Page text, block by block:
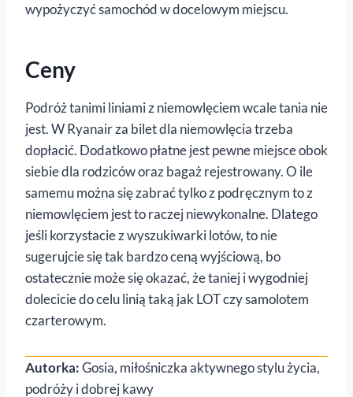
wypożyczyć samochód w docelowym miejscu.
Ceny
Podróż tanimi liniami z niemowlęciem wcale tania nie
jest. W Ryanair za bilet dla niemowlęcia trzeba
dopłacić. Dodatkowo płatne jest pewne miejsce obok
siebie dla rodziców oraz bagaż rejestrowany. O ile
samemu można się zabrać tylko z podręcznym to z
niemowlęciem jest to raczej niewykonalne. Dlatego
jeśli korzystacie z wyszukiwarki lotów, to nie
sugerujcie się tak bardzo ceną wyjściową, bo
ostatecznie może się okazać, że taniej i wygodniej
dolecicie do celu linią taką jak LOT czy samolotem
czarterowym.
Autorka:Gosia, miłośniczka aktywnego stylu życia,
podróży i dobrej kawy